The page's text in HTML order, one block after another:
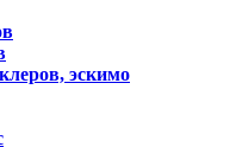
эскимо